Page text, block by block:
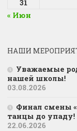
31
« Июн
НАШИ
Уважаемые
нашей школы!
03.08.2026
Финал смены
танцы до упаду!
22.06.2026